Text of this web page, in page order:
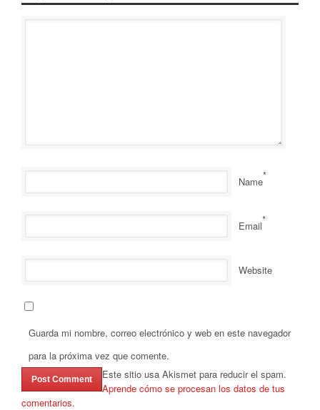
Name*
Email*
Website
Guarda mi nombre, correo electrónico y web en este navegador
para la próxima vez que comente.
Este sitio usa Akismet para reducir el spam.
Aprende cómo se procesan los datos de tus
comentarios.